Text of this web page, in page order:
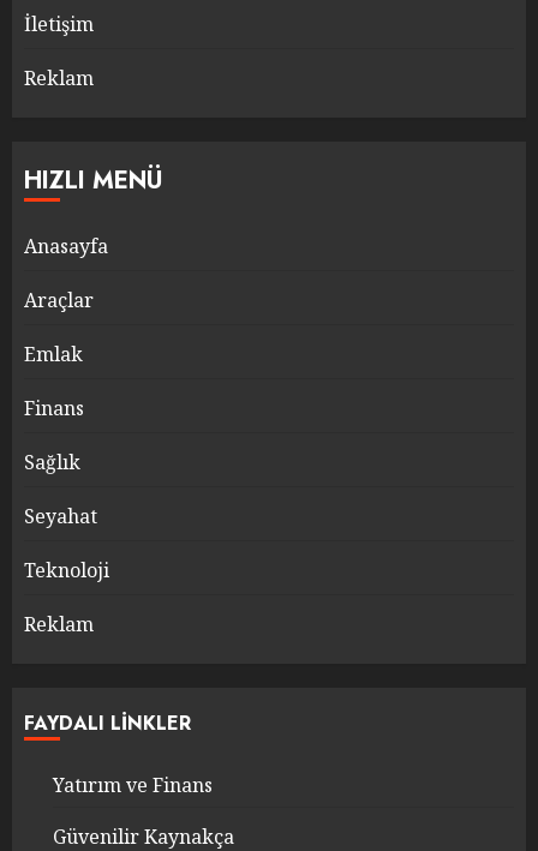
İletişim
Reklam
HIZLI MENÜ
Anasayfa
Araçlar
Emlak
Finans
Sağlık
Seyahat
Teknoloji
Reklam
FAYDALI LINKLER
Yatırım ve Finans
Güvenilir Kaynakça